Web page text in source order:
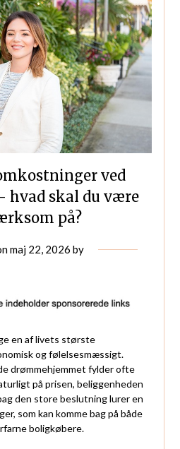
ved
hvad skal du være
på?
maj 22, 2026 by
en af livets største
og følelsesmæssigt.
drømmehjemmet fylder ofte
på prisen, beliggenheden
den store beslutning lurer en
som kan komme bag på både
boligkøbere.